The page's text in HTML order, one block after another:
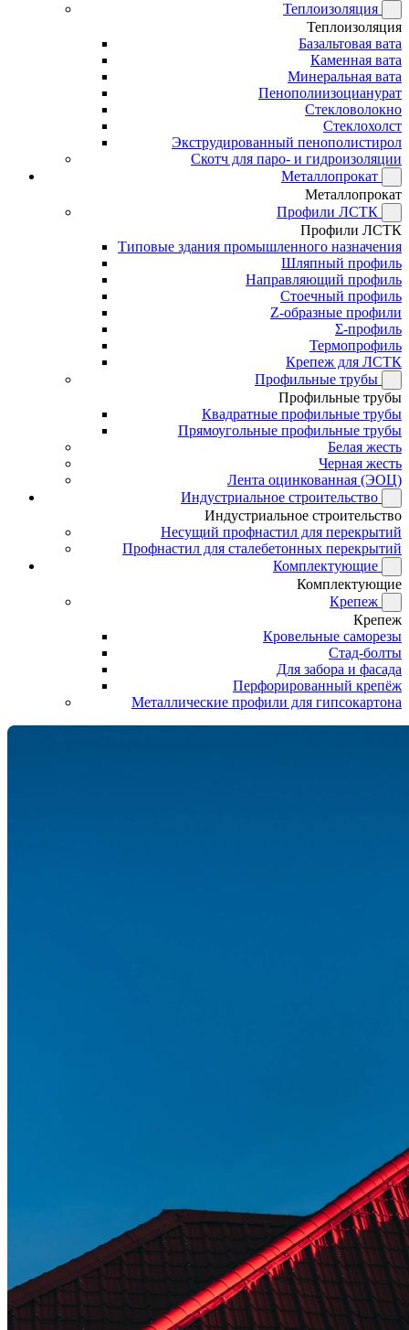
Теплоизоляция
Теплоизоляция
Базальтовая вата
Каменная вата
Минеральная вата
Пенополиизоцианурат
Стекловолокно
Стеклохолст
Экструдированный пенополистирол
Скотч для паро- и гидроизоляции
Металлопрокат
Металлопрокат
Профили ЛСТК
Профили ЛСТК
Типовые здания промышленного назначения
Шляпный профиль
Направляющий профиль
Стоечный профиль
Z-образные профили
Σ-профиль
Термопрофиль
Крепеж для ЛСТК
Профильные трубы
Профильные трубы
Квадратные профильные трубы
Прямоугольные профильные трубы
Белая жесть
Черная жесть
Лента оцинкованная (ЭОЦ)
Индустриальное строительство
Индустриальное строительство
Несущий профнастил для перекрытий
Профнастил для сталебетонных перекрытий
Комплектующие
Комплектующие
Крепеж
Крепеж
Кровельные саморезы
Стад-болты
Для забора и фасада
Перфорированный крепёж
Металлические профили для гипсокартона